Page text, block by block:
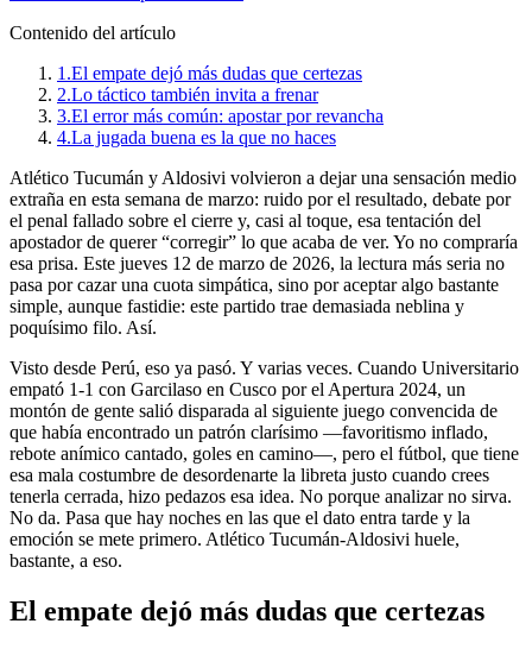
Contenido del artículo
1.El empate dejó más dudas que certezas
2.Lo táctico también invita a frenar
3.El error más común: apostar por revancha
4.La jugada buena es la que no haces
Atlético Tucumán y Aldosivi volvieron a dejar una sensación medio
extraña en esta semana de marzo: ruido por el resultado, debate por
el penal fallado sobre el cierre y, casi al toque, esa tentación del
apostador de querer “corregir” lo que acaba de ver. Yo no compraría
esa prisa. Este jueves 12 de marzo de 2026, la lectura más seria no
pasa por cazar una cuota simpática, sino por aceptar algo bastante
simple, aunque fastidie: este partido trae demasiada neblina y
poquísimo filo. Así.
Visto desde Perú, eso ya pasó. Y varias veces. Cuando Universitario
empató 1-1 con Garcilaso en Cusco por el Apertura 2024, un
montón de gente salió disparada al siguiente juego convencida de
que había encontrado un patrón clarísimo —favoritismo inflado,
rebote anímico cantado, goles en camino—, pero el fútbol, que tiene
esa mala costumbre de desordenarte la libreta justo cuando crees
tenerla cerrada, hizo pedazos esa idea. No porque analizar no sirva.
No da. Pasa que hay noches en las que el dato entra tarde y la
emoción se mete primero. Atlético Tucumán-Aldosivi huele,
bastante, a eso.
El empate dejó más dudas que certezas